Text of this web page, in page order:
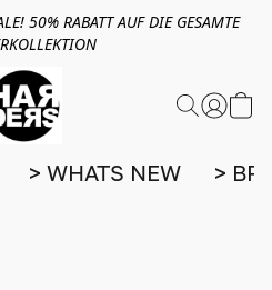
50% RABATT AUF DIE GESAMTE
> WHATS NEW >